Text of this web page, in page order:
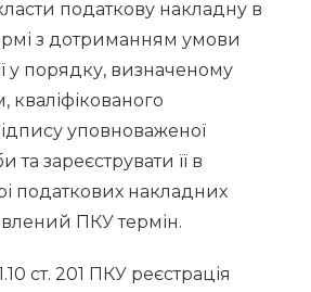
податкову накладну в
з дотриманням умови
у порядку, визначеному
кваліфікованого
уповноваженої
та зареєструвати її в
податкових накладних
ПКУ термін.
ст. 201 ПКУ реєстрація